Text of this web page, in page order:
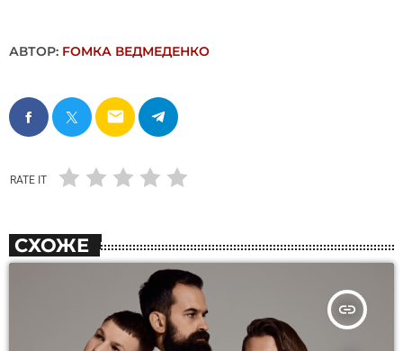
АВТОР: FОMКА ВЕДМЕДЕНКО
email
RATE IT
СХОЖЕ
insert_link